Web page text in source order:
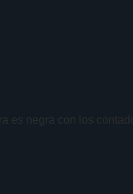
es negra con los